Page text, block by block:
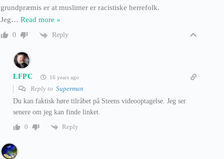
grundpræmis er at muslimer er racistiske herrefolk.
Jeg… Read more »
0 Reply
LFPC 16 years ago
Reply to Superman
Du kan faktisk høre tilråbet på Steens videooptagelse. Jeg ser
senere om jeg kan finde linket.
0
Reply